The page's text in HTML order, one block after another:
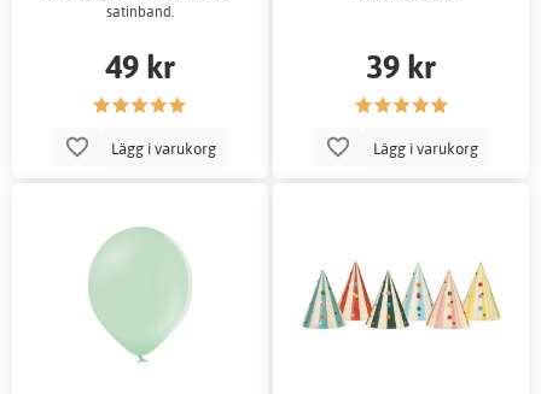
satinband.
49 kr
Lägg i varukorg
39 kr
Lägg i varukorg